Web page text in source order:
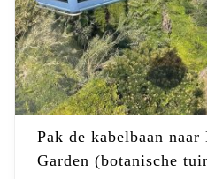
Pak de kabelbaan
Garden (botanische